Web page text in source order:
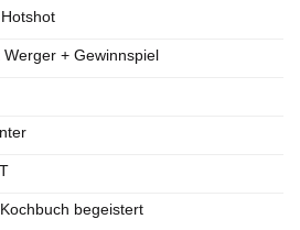
+ Gewinnspiel
begeistert